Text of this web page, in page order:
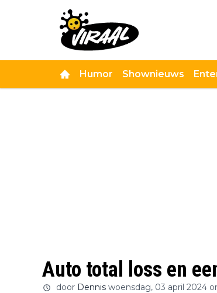
Humor Shownieuws
Auto total loss en
door Dennis woensdag, 03 april 2024